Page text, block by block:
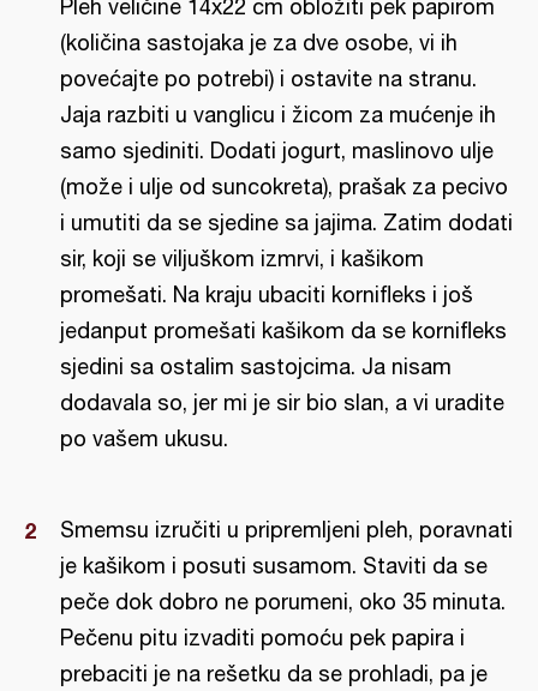
Pleh veličine 14x22 cm obložiti pek papirom
(količina sastojaka je za dve osobe, vi ih
povećajte po potrebi) i ostavite na stranu.
Jaja razbiti u vanglicu i žicom za mućenje ih
samo sjediniti. Dodati jogurt, maslinovo ulje
(može i ulje od suncokreta), prašak za pecivo
i umutiti da se sjedine sa jajima. Zatim dodati
sir, koji se viljuškom izmrvi, i kašikom
promešati. Na kraju ubaciti kornifleks i još
jedanput promešati kašikom da se kornifleks
sjedini sa ostalim sastojcima. Ja nisam
dodavala so, jer mi je sir bio slan, a vi uradite
po vašem ukusu.
Smemsu izručiti u pripremljeni pleh, poravnati
je kašikom i posuti susamom. Staviti da se
peče dok dobro ne porumeni, oko 35 minuta.
Pečenu pitu izvaditi pomoću pek papira i
prebaciti je na rešetku da se prohladi, pa je